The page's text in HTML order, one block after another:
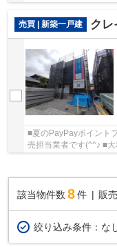
売買 | 新築一戸建
クレ
■夏のPayPayポイント
売担当業者です(^^♪ ■
該当物件数 8件 販
絞り込み条件： な